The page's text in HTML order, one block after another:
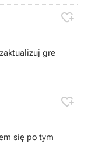

gre

się po tym